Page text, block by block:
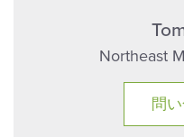
Northeast
問